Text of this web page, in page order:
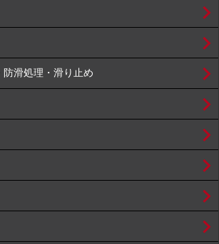
防滑処理・滑り止め